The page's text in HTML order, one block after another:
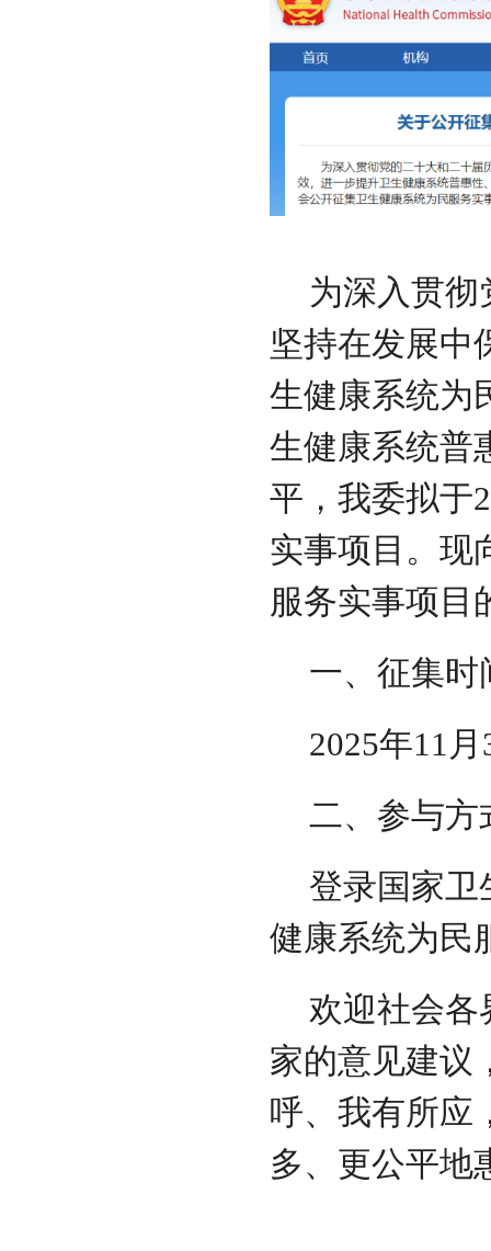
为深入贯
坚持在发展中
生健康系统为
生健康系统普
平，我委拟于
实事项目。现
服务实事项目
一、征集时
2025年11
二、参与方
登录国家卫
健康系统为民
欢迎社会各
家的意见建议
呼、我有所应
多、更公平地